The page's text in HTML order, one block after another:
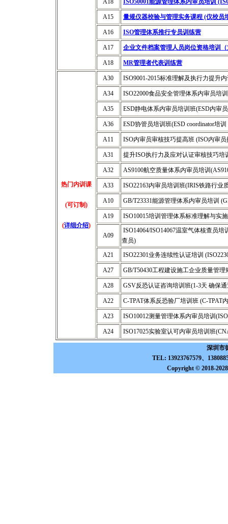
A18 ISO50001能源管理体系内审员培训
A15 量规仪器校验与管理实务课程 (仪校员
A16 ISO管理体系推行专员训练营
A17 企业文件档案管理人员岗位资格培训
A18 MR管理者代表训练营
热门内训课
(可订制)
(详细介绍)
A30 ISO9001-2015标准理解及执行力提升
A34 ISO22000食品安全管理体系内审员培
A35 ESD静电体系内审员培训班(ESD内审
A36 ESD协管员培训班(ESD coordinator培
A11 ISO内审员审核技巧提高班 (ISO内审
A31 提升ISO执行力及应对认证审核技巧培
A32 AS9100航空质量体系内审员培训
A33 ISO22163内审员培训班(IRIS铁路行业
A10 GB/T23331能源管理体系内审员培训
A19 ISO10015培训管理体系标准理解与实
A09
ISO14064/ISO14067温室气体核查员
查员)
A21
ISO22301业务连续性认证培训
A27 GB/T50430工程建设施工企业质量管
A28 GSV反恐认证咨询培训班(1-3天 确保
A22 C-TPAT体系反恐验厂培训班 (C-TPAT
A23 ISO10012测量管理体系内审员培训
A24 ISO17025实验室认可内审员培训班
深圳市
TEL: 13923767579、
Copyright © 2018-